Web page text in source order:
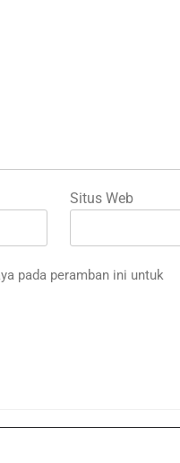
Situs Web
pada peramban ini untuk